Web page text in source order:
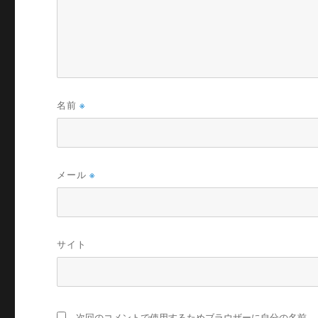
名前※
メール※
サイト